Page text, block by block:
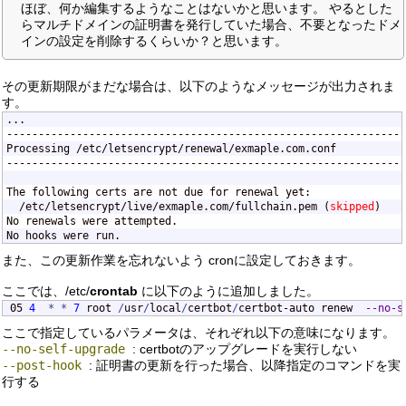
ほぼ、何か編集するようなことはないかと思います。 やるとした
らマルチドメインの証明書を発行していた場合、不要となったドメ
インの設定を削除するくらいか？と思います。
その更新期限がまだな場合は、以下のようなメッセージが出力されま
す。
...
Processing /etc/letsencrypt/renewal/exmaple.com.conf
The following certs are not due for renewal yet:
  /etc/letsencrypt/live/exmaple.com/fullchain.pem (
skipped )
No renewals were attempted.
No hooks were run.
また、この更新作業を忘れないよう cronに設定しておきます。
ここでは、/etc/crontab に以下のように追加しました。
05 4 * * 7 root /usr/ local/certbot/certbot-auto renew --no-
ここで指定しているパラメータは、それぞれ以下の意味になります。
--no-self-upgrade : certbotのアップグレードを実行しない
--post-hook : 証明書の更新を行った場合、以降指定のコマンドを実
行する